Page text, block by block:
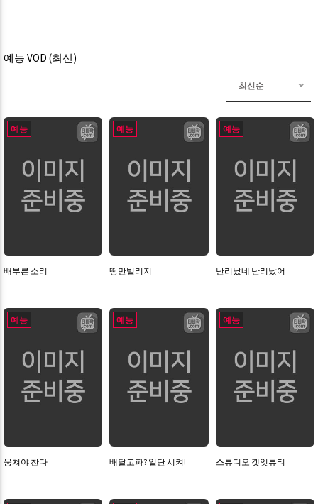
예능 VOD (최신)
최신순
예능
배부른 소리
예능
땅만빌리지
예능
난리났네 난리났어
예능
뭉쳐야 찬다
예능
배달고파? 일단 시켜!
예능
스튜디오 겟잇뷰티